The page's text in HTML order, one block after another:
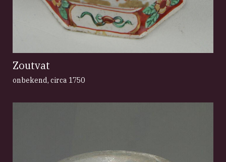
Zoutvat
onbekend, circa 1750